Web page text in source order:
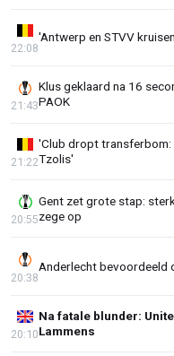
'Antwerp en STVV
22:08
Klus geklaard na 16
PAOK
21:43
'Club dropt
Tzolis'
21:22
Gent zet grote stap:
zege op
20:55
Anderlecht bevoordeeld
20:38
Na fatale blunder:
Lammens
20:10